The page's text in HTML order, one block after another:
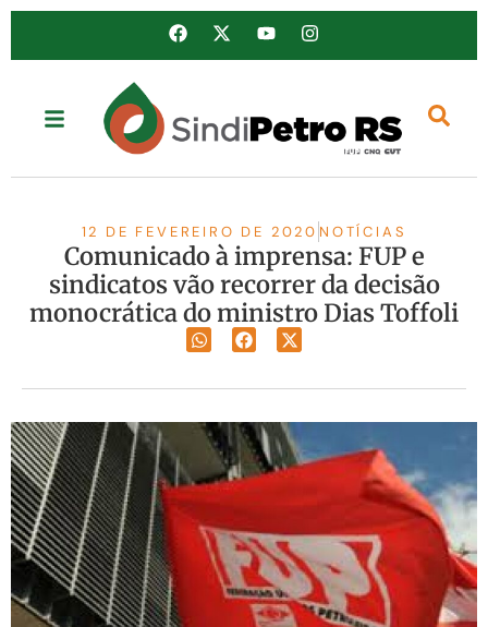
12 DE FEVEREIRO DE 2020 NOTÍCIAS
Comunicado à imprensa: FUP e
sindicatos vão recorrer da decisão
monocrática do ministro Dias Toffoli